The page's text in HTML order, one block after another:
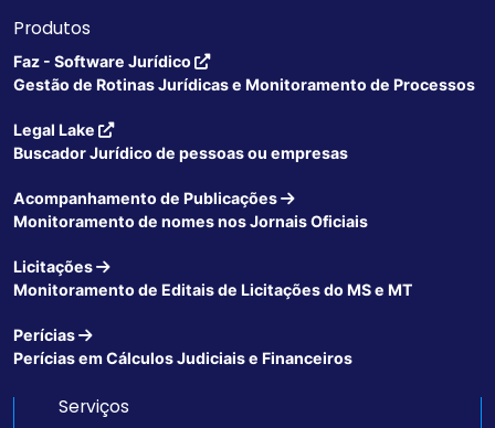
Produtos
Faz - Software Jurídico
Gestão de Rotinas Jurídicas e Monitoramento de Processos
Legal Lake
Buscador Jurídico de pessoas ou empresas
Acompanhamento de Publicações
Monitoramento de nomes nos Jornais Oficiais
Licitações
Monitoramento de Editais de Licitações do MS e MT
Perícias
Perícias em Cálculos Judiciais e Financeiros
Serviços